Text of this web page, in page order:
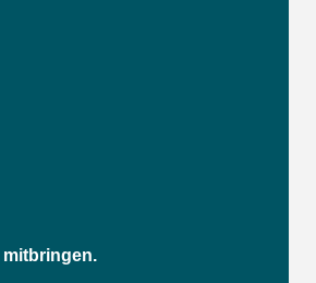
mitbringen.